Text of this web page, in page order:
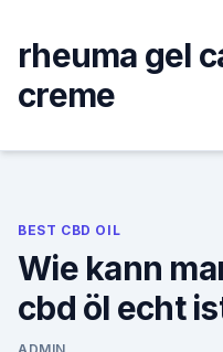
content
rheuma gel
creme
BEST CBD OIL
Wie kann
cbd öl echt